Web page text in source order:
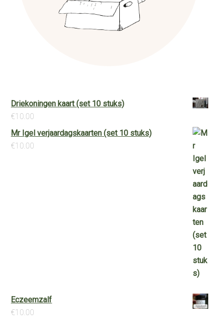
Driekoningen kaart (set 10 stuks)
€10.00
Mr Igel verjaardagskaarten (set 10 stuks)
€10.00
Eczeemzalf
€10.00